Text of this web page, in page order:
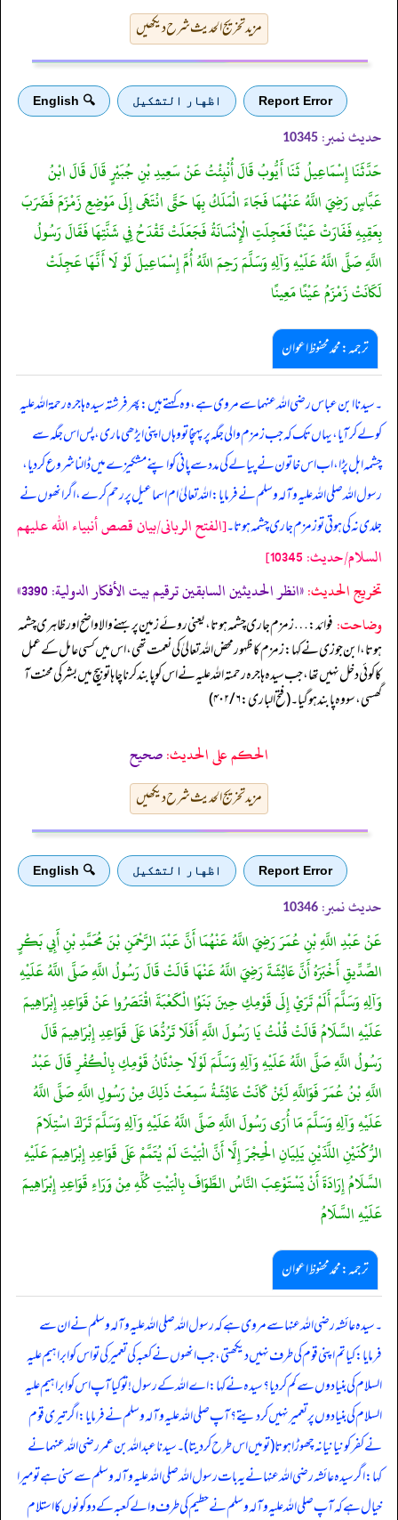
مزید تخریج الحدیث شرح دیکھیں
Report Error اظهار التشكيل 🔍 English
حدیث نمبر: 10345
حَدَّثَنَا إِسْمَاعِيلُ ثَنَا أَيُّوبُ قَالَ أُنْبِئْتُ عَنْ سَعِيدِ بْنِ جُبَيْرٍ قَالَ قَالَ ابْنُ
عَبَّاسٍ رَضِيَ اللَّهُ عَنْهُمَا فَجَاءَ الْمَلَكُ بِهَا حَتَّى انْتَهَى إِلَى مَوْضِعِ زَمْزَمَ فَضَرَبَ
بِعَقِبِهِ فَفَارَتْ عَيْنًا فَعَجِلَتِ الْإِنْسَانَةُ فَجَعَلَتْ تَقْدَحُ فِي شَنَّتِهَا فَقَالَ رَسُولُ
اللَّهِ صَلَّى اللَّهُ عَلَيْهِ وَآلِهِ وَسَلَّمَ رَحِمَ اللَّهُ أُمَّ إِسْمَاعِيلَ لَوْ لَا أَنَّهَا عَجِلَتْ
لَكَانَتْ زَمْزَمُ عَيْنًا مَعِينًا
ترجمہ:محمد محفوظ اعوان
۔ سیدنا ابن عباس رضی اللہ عنہما سے مروی ہے، وہ کہتے ہیں: پھر فرشتہ سیدہ ہاجرہ رحمۃ اللہ علیہ
کو لے کر آیا،یہاں تک کہ جب زمزم والی جگہ پر پہنچا تو وہاں اپنی ایڑھی ماری، پس اس جگہ سے
چشمہ ابل پڑا، اب اس خاتون نے پیالے کی مدد سے پانی کو اپنے مشکیزے میں ڈالنا شروع کر دیا،
رسول اللہ صلی اللہ علیہ وآلہ وسلم نے فرمایا: اللہ تعالیٰ ام اسماعیل پر رحم کرے، اگر انھوں نے
جلدی نہ کی ہوتی تو زمزم جاری چشمہ ہوتا۔[الفتح الربانی/بيان قصص أنبياء الله عليهم
السلام/حدیث: 10345]
تخریج الحدیث:«انظر الحديثين السابقين ترقیم بيت الأفكار الدولية: 3390»
وضاحت: فوائد: … زمزم جاری چشمہ ہوتا، یعنی روئے زمین پر بہنے والا واضح اور ظاہری چشمہ
ہوتا، ابن جوزی نے کہا: زمزم کا ظہور محض اللہ تعالیٰ کی نعمت تھی، اس میں کسی عامل کے عمل
کا کوئی دخل نہیں تھا، جب سیدہ ہاجرہ رحمتہ اللہ علیہ نے اس کو پابند کرنا چاہا تو بیچ میں بشر کی محنت آ
گھسی، سو وہ پابند ہو گیا۔ (فتح الباری: ۶/ ۴۰۲)
الحكم على الحديث:صحیح
مزید تخریج الحدیث شرح دیکھیں
Report Error اظهار التشكيل 🔍 English
حدیث نمبر: 10346
عَنْ عَبْدِ اللَّهِ بْنِ عُمَرَ رَضِيَ اللَّهُ عَنْهُمَا أَنَّ عَبْدَ الرَّحْمَنِ بْنَ مُحَمَّدِ بْنِ أَبِي بَكْرٍ
الصِّدِّيقِ أَخْبَرَهُ أَنَّ عَائِشَةَ رَضِيَ اللَّهُ عَنْهَا قَالَتْ قَالَ رَسُولُ اللَّهِ صَلَّى اللَّهُ عَلَيْهِ
وَآلِهِ وَسَلَّمَ أَلَمْ تَرَيْ إِلَى قَوْمِكِ حِينَ بَنَوُا الْكَعْبَةَ اقْتَصَرُوا عَنْ قَوَاعِدِ إِبْرَاهِيمَ
عَلَيْهِ السَّلَامُ قَالَتْ قُلْتُ يَا رَسُولَ اللَّهِ أَفَلَا تَرُدُّهَا عَلَى قَوَاعِدِ إِبْرَاهِيمَ قَالَ
رَسُولُ اللَّهِ صَلَّى اللَّهُ عَلَيْهِ وَآلِهِ وَسَلَّمَ لَوْلَا حِدْثَانُ قَوْمِكِ بِالْكُفْرِ قَالَ عَبْدُ
اللَّهِ بْنُ عُمَرَ فَوَاللَّهِ لَئِنْ كَانَتْ عَائِشَةُ سَمِعَتْ ذَلِكَ مِنْ رَسُولِ اللَّهِ صَلَّى اللَّهُ
عَلَيْهِ وَآلِهِ وَسَلَّمَ مَا أُرَى رَسُولَ اللَّهِ صَلَّى اللَّهُ عَلَيْهِ وَآلِهِ وَسَلَّمَ تَرَكَ اسْتِلَامَ
الرُّكْنَيْنِ اللَّذَيْنِ يَلِيَانِ الْحِجْرَ إِلَّا أَنَّ الْبَيْتَ لَمْ يُتَمَّمْ عَلَى قَوَاعِدِ إِبْرَاهِيمَ عَلَيْهِ
السَّلَامُ إِرَادَةَ أَنْ يَسْتَوْعِبَ النَّاسُ الطَّوَافَ بِالْبَيْتِ كُلِّهِ مِنْ وَرَاءِ قَوَاعِدِ إِبْرَاهِيمَ
عَلَيْهِ السَّلَامُ
ترجمہ:محمد محفوظ اعوان
۔ سیدہ عائشہ رضی اللہ عنہا سے مروی ہے کہ رسول اللہ صلی اللہ علیہ وآلہ وسلم نے ان سے
فرمایا: کیا تم اپنی قوم کی طرف نہیں دیکھتی، جب انھوں نے کعبہ کی تعمیر کی تو اس کو ابراہیم علیہ
السلام کی بنیادوں سے کم کر دیا؟ سیدہ نے کہا: اے اللہ کے رسول! تو کیا آپ اس کو ابراہیم علیہ
السلام کی بنیادوں پر تعمیر نہیں کر دیتے؟ آپ صلی اللہ علیہ وآلہ وسلم نے فرمایا: اگر تیری قوم
نے کفر کو نیا نیا نہ چھوڑا ہوتا (تو میں اس طرح کر دیتا)۔ سیدنا عبد اللہ بن عمر رضی اللہ عنہمانے
کہا: اگر سیدہ عائشہ رضی اللہ عنہا نے یہ بات رسول اللہ صلی اللہ علیہ وآلہ وسلم سے سنی ہے تو میرا
خیال ہے کہ آپ صلی اللہ علیہ وآلہ وسلم نے حطیم کی طرف والے کعبہ کے دو کونوں کا استلام